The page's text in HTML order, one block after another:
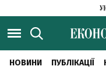
НОВИНИ ПУБЛІКАЦІЇ